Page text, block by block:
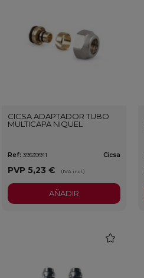
CICSA ADAPTADOR TUBO
MULTICAPA NIQUEL
Ref: 39539911 Cicsa
PVP 5,23 € (IVA incl.)
AÑADIR